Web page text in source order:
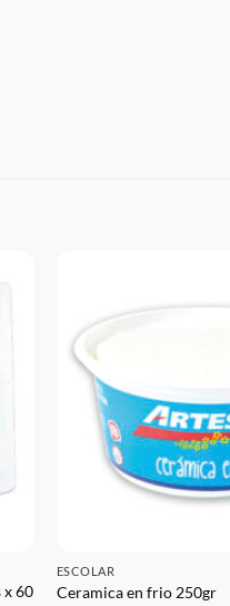
x 60
ESCOLAR
Ceramica en frio 250gr